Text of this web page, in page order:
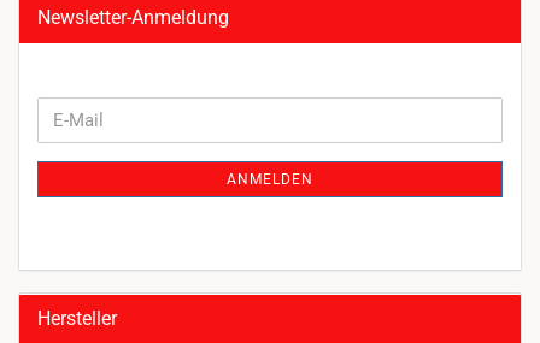
Newsletter-Anmeldung
WEITER
ZUR
NEWSLETTER-
E-
Mail
ANMELDEN
Hersteller